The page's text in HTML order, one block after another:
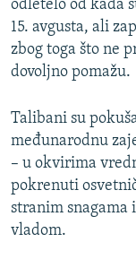
odletelo od kada
15. avgusta, ali
zbog toga što ne
dovoljno pomažu.
Talibani su
međunarodnu
– u okvirima
pokrenuti
stranim snagama
vladom.